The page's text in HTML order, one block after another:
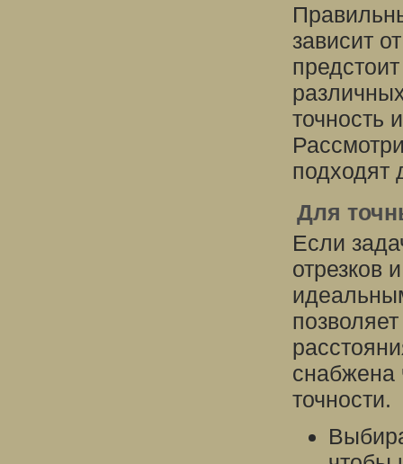
зависит
точность
подходят
Для
Если
отрезков
снабжена
точности.